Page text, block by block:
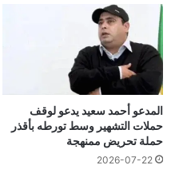
المدعو أحمد سعيد يدعو لوقف
حملات التشهير وسط تورطه بأقذر
حملة تحريض ممنهجة
2026-07-22